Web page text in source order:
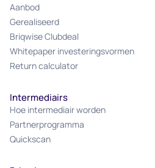
Aanbod
Gerealiseerd
Briqwise Clubdeal
Whitepaper investeringsvormen
Return calculator
Intermediairs
Hoe intermediair worden
Partnerprogramma
Quickscan